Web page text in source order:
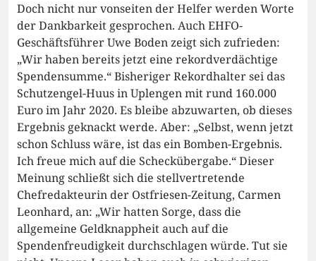
Doch nicht nur vonseiten der Helfer werden Worte
der Dankbarkeit gesprochen. Auch EHFO-
Geschäftsführer Uwe Boden zeigt sich zufrieden:
„Wir haben bereits jetzt eine rekordverdächtige
Spendensumme.“ Bisheriger Rekordhalter sei das
Schutzengel-Huus in Uplengen mit rund 160.000
Euro im Jahr 2020. Es bleibe abzuwarten, ob dieses
Ergebnis geknackt werde. Aber: „Selbst, wenn jetzt
schon Schluss wäre, ist das ein Bomben-Ergebnis.
Ich freue mich auf die Scheckübergabe.“ Dieser
Meinung schließt sich die stellvertretende
Chefredakteurin der Ostfriesen-Zeitung, Carmen
Leonhard, an: „Wir hatten Sorge, dass die
allgemeine Geldknappheit auch auf die
Spendenfreudigkeit durchschlagen würde. Tut sie